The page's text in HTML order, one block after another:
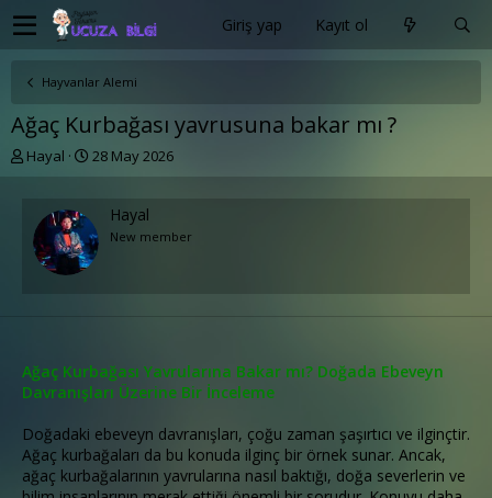
Giriş yap Kayıt ol
Hayvanlar Alemi
Ağaç Kurbağası yavrusuna bakar mı ?
K
t
a
Hayal
B
a
n
r
i
28 May 2026
Hayal
New member
Ağaç Kurbağası Yavrularına Bakar mı? Doğada Ebeveyn
Davranışları Üzerine Bir İnceleme
Doğadaki ebeveyn davranışları, çoğu zaman şaşırtıcı ve ilginçtir.
Ağaç kurbağaları da bu konuda ilginç bir örnek sunar. Ancak,
ağaç kurbağalarının yavrularına nasıl baktığı, doğa severlerin ve